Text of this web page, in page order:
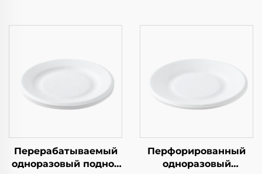
Перерабатываемый
одноразовый поднос
Перфорированный
одноразовый